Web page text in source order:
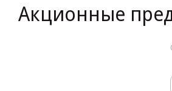
Акционные